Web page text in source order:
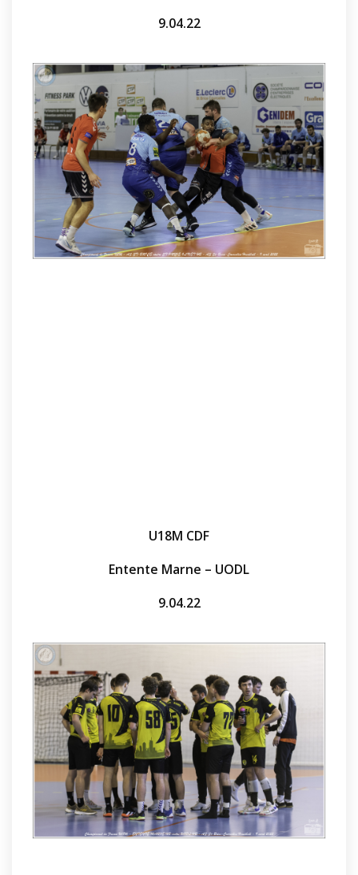
9.04.22
U18M CDF
Entente Marne – UODL
9.04.22